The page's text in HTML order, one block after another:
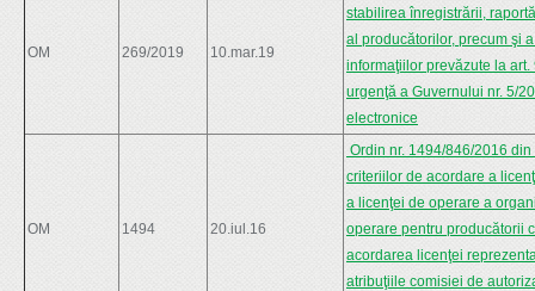
OM 269/2019 10.mar.19
stabilirea înregistrării,
al producătorilor, precum şi
informaţiilor prevăzute la
urgenţă a Guvernului nr. 5/
electronice
OM 1494 20.iul.16
Ordin nr. 1494/846/2016
criteriilor de acordare a
a licenţei de operare a
operare pentru producătorii
acordarea licenţei
atribuţiile comisiei de